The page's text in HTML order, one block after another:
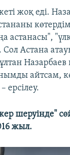
жоқ еді.
астанасы",
Астана
Назарбаев
айтсам,
ерсілеу.
шеруінде"
жыл.